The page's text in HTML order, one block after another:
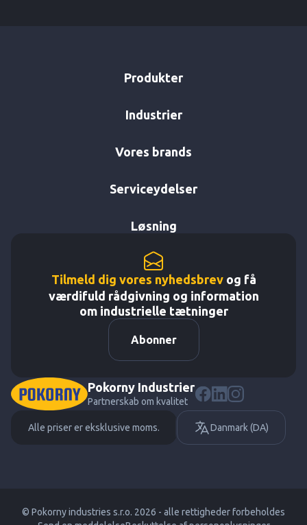
Produkter
Industrier
Vores brands
Serviceydelser
Løsning
Tilmeld dig vores nyhedsbrevog få
værdifuld rådgivning og information
om industrielle tætninger
Abonner
Pokorny Industrier
Partnerskab om kvalitet
Alle priser er eksklusive moms. Danmark (DA)
© Pokorny industries s.r.o. 2026 - alle rettigheder forbeholdes